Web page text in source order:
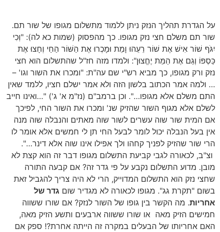
על הגדרת תהליך הנזק ניתן ללמוד מתשלום מגופו של שור תם.
שור תם משלם חצי נזק מגופו. כך מהפסוק (שמות כא לה): "וְכִי
יִגֹּף שׁוֹר אִישׁ אֶת שׁוֹר רֵעֵהוּ וָמֵת וּמָכְרוּ אֶת הַשּׁוֹר הַחַי וְחָצוּ אֶת
כַּסְפּוֹ וְגַם אֶת הַמֵּת יֶחֱצוּן": ולמדו מזה חז"ל שהתשלום הוא חצי
נזק ורק מגופו, כך מביא רש"י שם עה"ת: "ומכרו את השור וגו' –
… ולמה אמר הכתוב בלשון הזה ולא אמר ישלם חציו, ללמד שאין
התם משלם אלא מגופו…". וכן ברמב"ם (נז"מ א' ג') "…ואינו חייב
לשלם אלא מגוף השור שהזיק שנ' ומכרו את השור החי, לפיכך
אם המית שור שוה עשרים לשור שוה מאתים והנבלה שוה מנה
אין בעל הנבלה יכול לומר לבעל החי תן לי חמשים אלא אומר לו
הרי שור שהזיק לפניך קחהו ולך אפילו אינו שוה אלא דינר…".
וצ"ב, לכאורה לגבי קביעת התשלום מגופו דבר זה הוא קצת לא
מובן. מדוע התשלום נקבע על פי גדר זה? אם קבעה התורה
שחצי נזק הוא התשלום המדוייק, הרי לא היה צריך להגביל זאת
בשום "תקרת גג". מגופו לכאורה לא מגדיר שום גדר של
אחריות. מה הקשר בין גופו של השור לנזק? אם שורו ששווה
חמישים הזיק מאה או שורו ששווה ארבעים ותשע הזיק מאה,
האם אחריותו של הבעלים במקרה זה הייתה אחרת?! ספק אם